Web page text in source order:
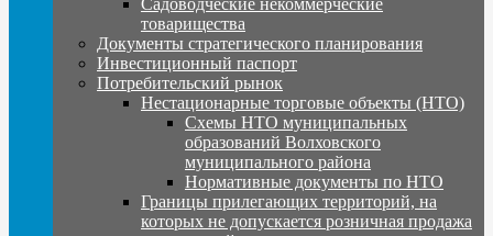
товарищества
Документы стратегического планирования
Инвестиционный паспорт
Потребительский рынок
Нестационарные торговые объекты (НТО)
Схемы НТО муниципальных
образований Волховского
муниципального района
Нормативные документы по НТО
Границы прилегающих территорий, на
которых не допускается розничная продажа